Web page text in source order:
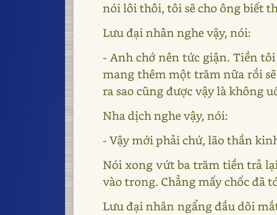
nói lôi thôi, tôi sẽ cho ông biết
Lưu đại nhân nghe vậy, nói:
- Anh chớ nên tức giận. Tiền
mang thêm một trăm nữa rồi
ra sao cũng được vậy là không
Nha dịch nghe vậy, nói:
- Vậy mới phải chứ, lão thần
Nói xong vứt ba trăm tiền trả
vào trong. Chẳng mấy chốc đã
Lưu đại nhân ngẩng đầu dõi